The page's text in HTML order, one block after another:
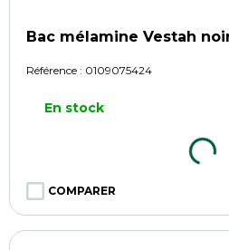
Bac mélamine Vestah
Référence : 0109075424
En stock
COMPARER